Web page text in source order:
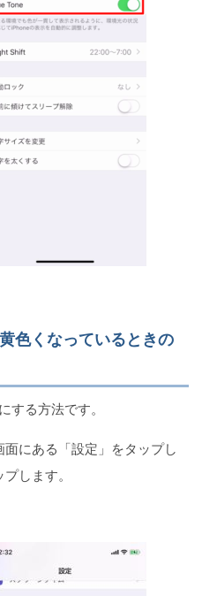
色くなっているときの
する方法です。
にある「設定」をタップし
します。